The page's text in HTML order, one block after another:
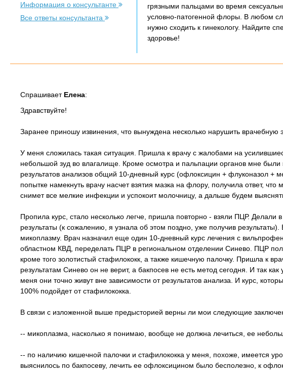
Информация о консультанте
Все ответы консультанта
грязными пальцами во время
условно-патогенной флоры. В любом
нужно сходить к гинекологу. Найдите
здоровье!
Спрашивает Елена:
Здравствуйте!
Заранее приношу извинения, что вынуждена несколько нарушить врачебную
У меня сложилась такая ситуация. Пришла к врачу с жалобами на
небольшой зуд во влагалище. Кроме осмотра и пальпации органов мне
результатов анализов общий 10-дневный курс (офлоксицин + флуконазол +
попытке намекнуть врачу насчет взятия мазка на флору, получила ответ,
снимет все мелкие инфекции и успокоит молочницу, а дальше будем
Пропила курс, стало несколько легче, пришла повторно - взяли ПЦР.
результаты (к сожалению, я узнала об этом поздно, уже получив
микоплазму. Врач назначил еще один 10-дневный курс лечения с
областном КВД, переделать ПЦР в региональном отделении Синево. ПЦР
кроме того золотистый стафилококк, а также кишечную палочку. Пришла к
результатам Синево он не верит, а бакпосев не есть метод сегодня. И так
меня они точно живут вне зависимости от результатов анализа. И курс,
100% подойдет от стафилококка.
В связи с изложенной выше предысторией верны ли мои следующие
-- микоплазма, насколько я понимаю, вообще не должна лечиться, ее
-- по наличию кишечной палочки и стафилококка у меня, похоже, имеется
выяснилось по бакпосеву, лечить ее офлоксицином было бесполезно, к